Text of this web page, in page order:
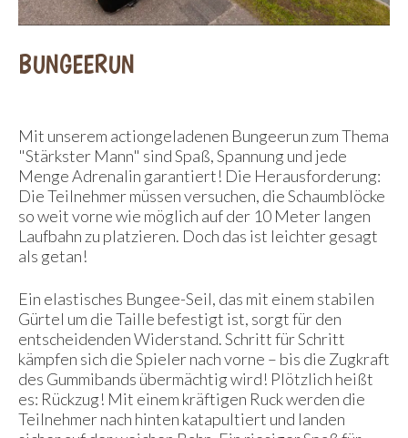
BUNGEERUN
Mit unserem actiongeladenen Bungeerun zum Thema
"Stärkster Mann" sind Spaß, Spannung und jede
Menge Adrenalin garantiert! Die Herausforderung:
Die Teilnehmer müssen versuchen, die Schaumblöcke
so weit vorne wie möglich auf der 10 Meter langen
Laufbahn zu platzieren. Doch das ist leichter gesagt
als getan!
Ein elastisches Bungee-Seil, das mit einem stabilen
Gürtel um die Taille befestigt ist, sorgt für den
entscheidenden Widerstand. Schritt für Schritt
kämpfen sich die Spieler nach vorne – bis die Zugkraft
des Gummibands übermächtig wird! Plötzlich heißt
es: Rückzug! Mit einem kräftigen Ruck werden die
Teilnehmer nach hinten katapultiert und landen